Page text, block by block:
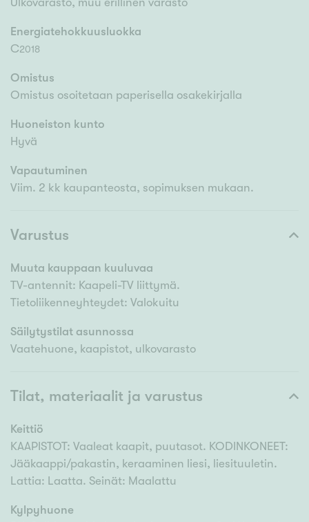
Energiatehokkuusluokka
C2018
Omistus
Omistus osoitetaan paperisella osakekirjalla
Huoneiston kunto
Hyvä
Vapautuminen
Viim. 2 kk kaupanteosta, sopimuksen mukaan.
Varustus
Muuta kauppaan kuuluvaa
TV-antennit: Kaapeli-TV liittymä.
Tietoliikenneyhteydet: Valokuitu
Säilytystilat asunnossa
Vaatehuone, kaapistot, ulkovarasto
Tilat, materiaalit ja varustus
Keittiö
KAAPISTOT: Vaaleat kaapit, puutasot. KODINKONEET:
Jääkaappi/pakastin, keraaminen liesi, liesituuletin.
Lattia: Laatta. Seinät: Maalattu
Kylpyhuone